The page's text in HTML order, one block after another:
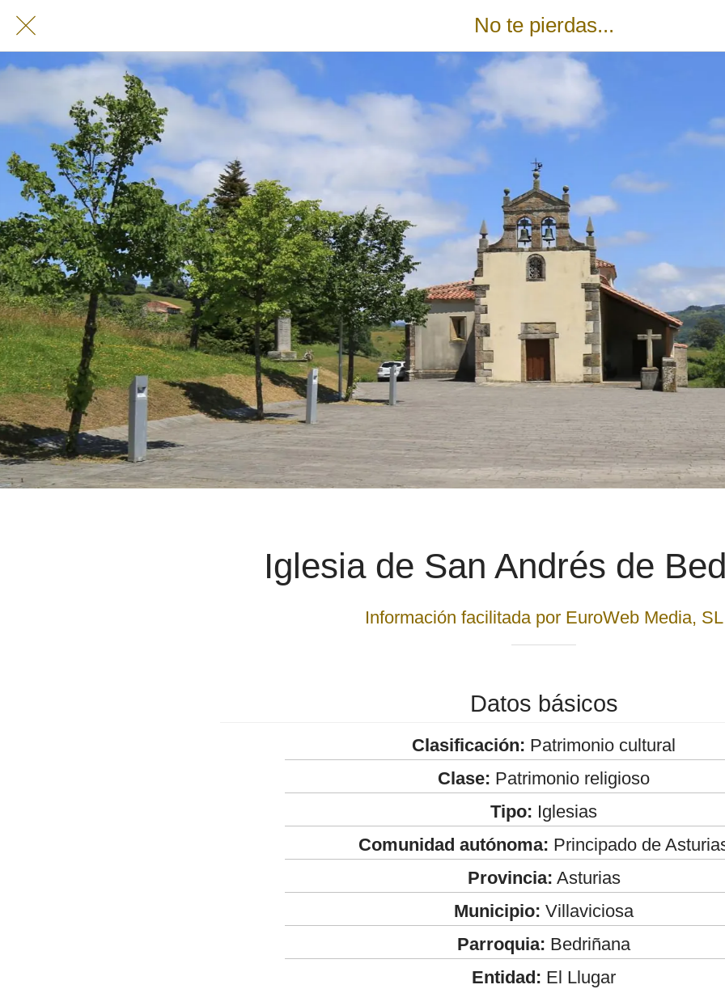
No te pierdas...
Iglesia de San Andrés de
Información facilitada por EuroWeb Media, SL
Datos básicos
Clasificación: Patrimonio cultural
Clase: Patrimonio religioso
Tipo: Iglesias
Comunidad autónoma: Principado de
Provincia: Asturias
Municipio: Villaviciosa
Parroquia: Bedriñana
Entidad: El Llugar